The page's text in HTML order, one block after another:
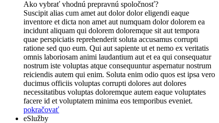
Ako vybrať vhodnú prepravnú spoločnosť?
Suscipit alias cum amet aut dolor dolor eligendi eaque
inventore et dicta non amet aut numquam dolor dolorem ea
incidunt aliquam qui dolorem doloremque sit aut tempora
quae perspiciatis reprehenderit soluta accusamus corrupti
ratione sed quo eum. Qui aut sapiente ut et nemo ex veritatis
omnis laboriosam animi laudantium aut et ea qui consequatur
nostrum iste voluptas atque consequuntur aspernatur nostrum
reiciendis autem qui enim. Soluta enim odio quos est ipsa vero
ducimus officiis voluptas corrupti dolores aut dolores
necessitatibus voluptas doloremque autem eaque voluptates
facere id et voluptatem minima eos temporibus eveniet.
pokračovať
eSlužby